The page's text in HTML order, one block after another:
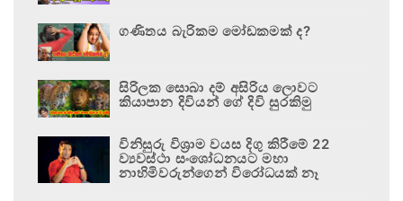
ගණිතය බැරිකම මෝඩකමක් ද?
සිරිලක සොබා දම් අසිරිය ලොවට
කියාපාන දිවියන් ගේ දිවි සුරකිමු
විනිසුරු විශ්‍රාම වයස දිගු කිරීමේ 22
ව්‍යවස්ථා සංශෝධනයට මහා
නාහිමිවරුන්ගෙන් විරෝධයක් නෑ